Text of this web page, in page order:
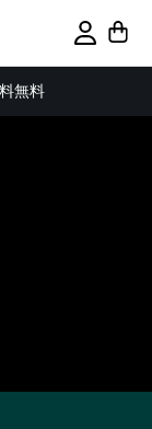
無料
サイン